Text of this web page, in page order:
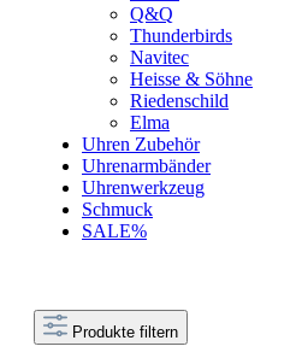
Q&Q
Thunderbirds
Navitec
Heisse & Söhne
Riedenschild
Elma
Uhren Zubehör
Uhrenarmbänder
Uhrenwerkzeug
Schmuck
SALE%
Produkte filtern